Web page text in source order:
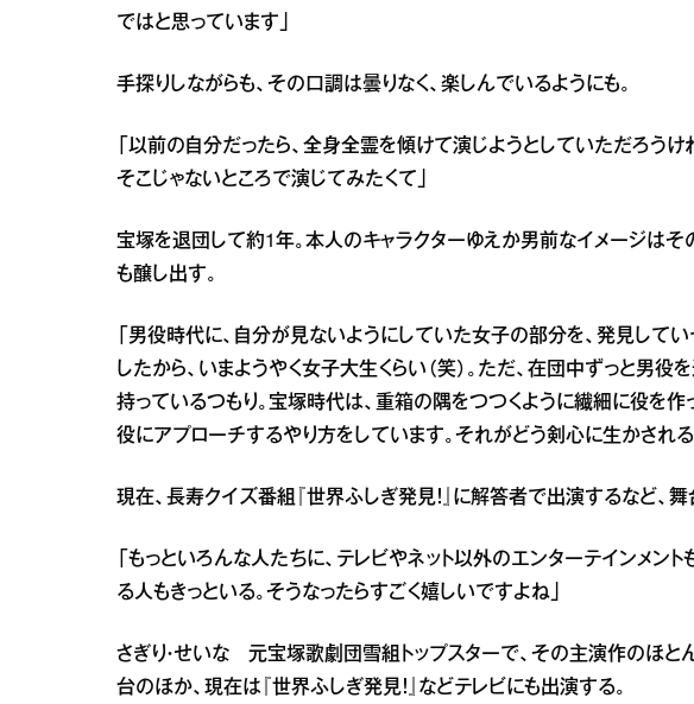
ではと思っています」
手探りしながらも、その口調は曇りなく、楽しんでいるようにも。
「以前の自分だったら、全身全霊を傾けて演じようとしていただろうけ
そこじゃないところで演じてみたくて」
宝塚を退団して約1年。本人のキャラクターゆえか男前なイメージは
も醸し出す。
「男役時代に、自分が見ないようにしていた女子の部分を、発見して
したから、いまようやく女子大生くらい（笑）。ただ、在団中ずっと男
持っているつもり。宝塚時代は、重箱の隅をつつくように繊細に役を作
役にアプローチするやり方をしています。それがどう剣心に生かされる
現在、長寿クイズ番組『世界ふしぎ発見！』に解答者で出演するなど、
「もっといろんな人たちに、テレビやネット以外のエンターテインメン
る人もきっといる。そうなったらすごく嬉しいですよね」
さぎり・せいな 元宝塚歌劇団雪組トップスターで、その主演作のほ
台のほか、現在は『世界ふしぎ発見！』などテレビにも出演する。